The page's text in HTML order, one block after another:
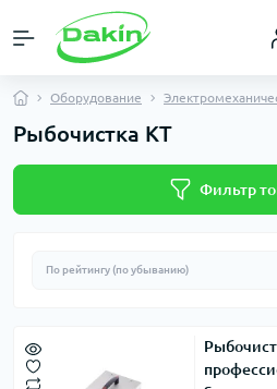
Оборудование
Рыбочистка КТ
Фильтр